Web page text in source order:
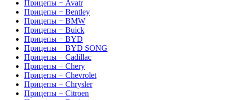
Прицепы + Avatr
Прицепы + Bentley
Прицепы + BMW
Прицепы + Buick
Прицепы + BYD
Прицепы + BYD SONG
Прицепы + Cadillac
Прицепы + Chery
Прицепы + Chevrolet
Прицепы + Chrysler
Прицепы + Citroen